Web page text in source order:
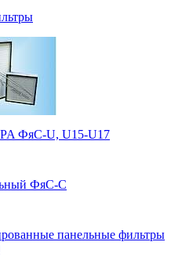
ФяС-U, U15-U17
ФяС-С
панельные фильтры